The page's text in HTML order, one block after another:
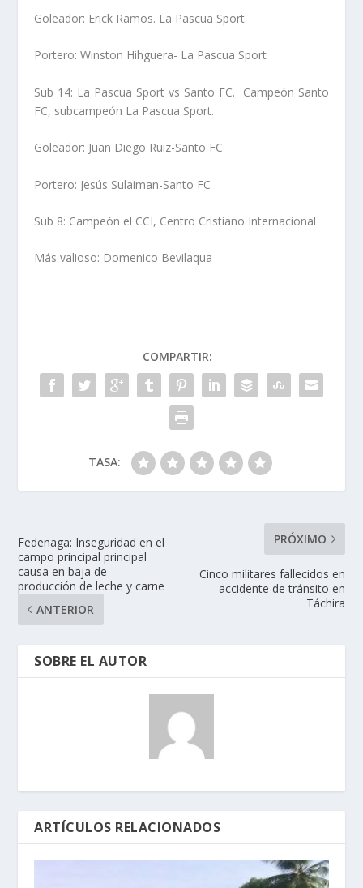
Goleador: Erick Ramos. La Pascua Sport
Portero: Winston Hihguera- La Pascua Sport
Sub 14: La Pascua Sport vs Santo FC. Campeón Santo
FC, subcampeón La Pascua Sport.
Goleador: Juan Diego Ruiz-Santo FC
Portero: Jesús Sulaiman-Santo FC
Sub 8: Campeón el CCI, Centro Cristiano Internacional
Más valioso: Domenico Bevilaqua
COMPARTIR:
TASA:
Fedenaga: Inseguridad en el
campo principal principal
causa en baja de
producción de leche y carne
ANTERIOR
PRÓXIMO
Cinco militares fallecidos en
accidente de tránsito en
Táchira
SOBRE EL AUTOR
ARTÍCULOS RELACIONADOS